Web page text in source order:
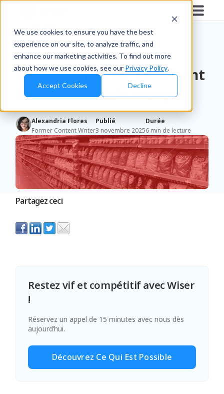
We use cookies to ensure you have the best
experience on our site, to analyze traffic, and
enhance our marketing activities. To find out more
about how we use cookies, see our Privacy Policy.
Accept Cookies Decline
Comment les magasins
Brick-And-Mortar favorisent
la notoriété de la marque
Alexandria Flores
Former Content Writer
Publié
3 novembre 2025
Durée
6 min de lecture
Partagez ceci
Restez vif et compétitif avec Wiser
!
Réservez un appel de 15 minutes avec nous dès
aujourd’hui.
Découvrez Ce Qui Est Possible